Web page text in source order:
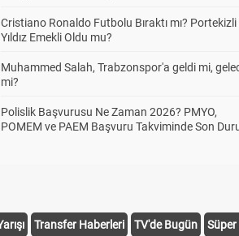
Cristiano Ronaldo Futbolu Bıraktı mı? Portekizli
Yıldız Emekli Oldu mu?
Muhammed Salah, Trabzonspor'a geldi mi,
mi?
Polislik Başvurusu Ne Zaman 2026? PMYO,
POMEM ve PAEM Başvuru Takviminde Son
Transfer Haberleri TV'de Bugün